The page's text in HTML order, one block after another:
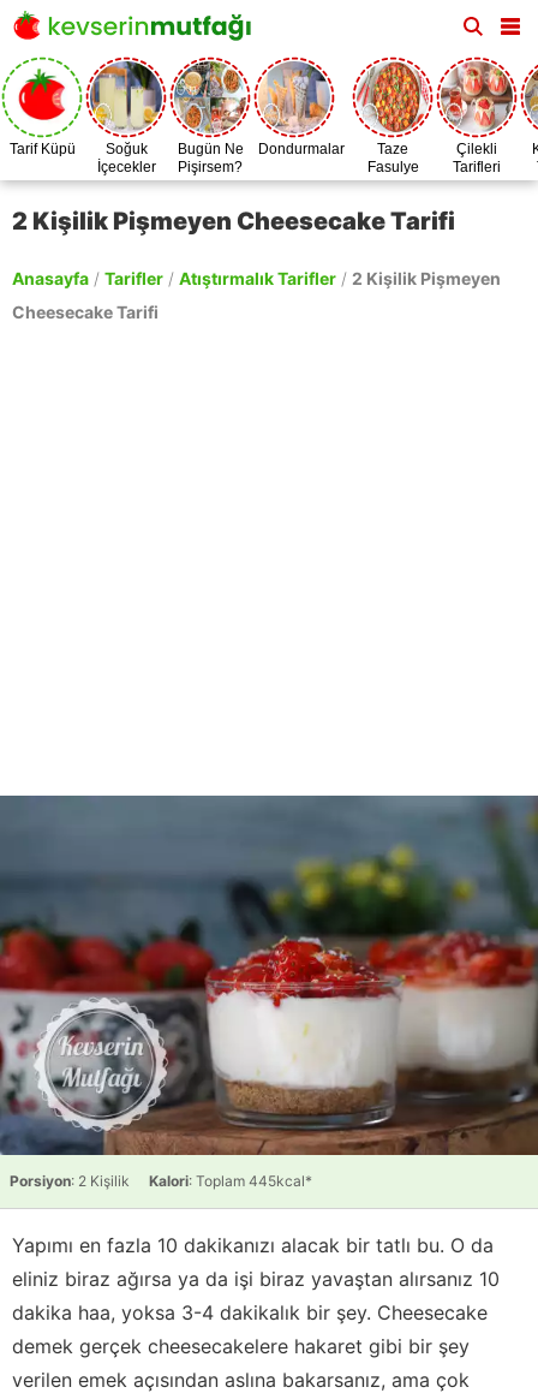
Tarif Küpü
Soğuk
İçecekler
Bugün Ne
Pişirsem?
Dondurmalar
Taze
Fasulye
Zamanı
Çilekli
Tarifleri
2 Kişilik Pişmeyen Cheesecake Tarifi
Anasayfa / Tarifler / Atıştırmalık Tarifler / 2 Kişilik Pişmeyen
Cheesecake Tarifi
Porsiyon: 2 Kişilik Kalori: Toplam 445kcal*
Yapımı en fazla 10 dakikanızı alacak bir tatlı bu. O da
eliniz biraz ağırsa ya da işi biraz yavaştan alırsanız 10
dakika haa, yoksa 3-4 dakikalık bir şey. Cheesecake
demek gerçek cheesecakelere hakaret gibi bir şey
verilen emek açısından aslına bakarsanız, ama çok